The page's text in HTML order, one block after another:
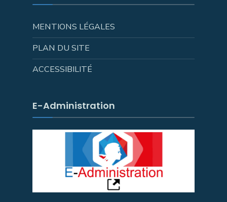
MENTIONS LÉGALES
PLAN DU SITE
ACCESSIBILITÉ
E-Administration